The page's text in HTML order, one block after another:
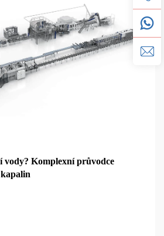
vody? Komplexní průvodce